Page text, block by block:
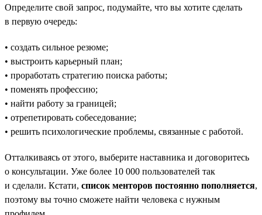
Определите свой запрос, подумайте, что вы хотите сделать
в первую очередь:
• создать сильное резюме;
• выстроить карьерный план;
• проработать стратегию поиска работы;
• поменять профессию;
• найти работу за границей;
• отрепетировать собеседование;
• решить психологические проблемы, связанные с работой.
Отталкиваясь от этого, выберите наставника и договоритесь
о консультации. Уже более 10 000 пользователей так
и сделали. Кстати, список менторов постоянно пополняется,
поэтому вы точно сможете найти человека с нужным